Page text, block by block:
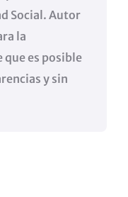
Social. Autor
la
que es posible
y sin